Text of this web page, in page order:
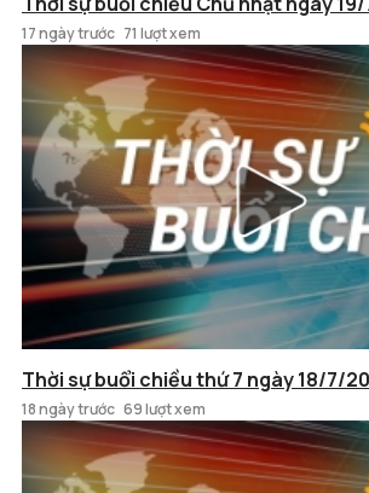
17 ngày trước 71 lượt xem
Thời sự buổi chiều thứ 7 ngày 18/7/
18 ngày trước 69 lượt xem